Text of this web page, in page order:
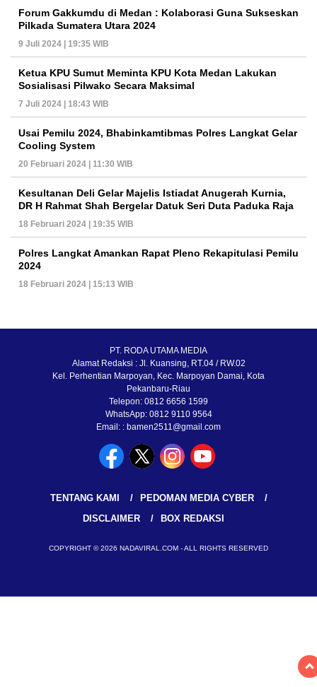
Forum Gakkumdu di Medan : Kolaborasi Guna Sukseskan
Pilkada Sumatera Utara 2024
9 Juli 2024 | 19:35 WIB
Ketua KPU Sumut Meminta KPU Kota Medan Lakukan
Sosialisasi Pilwako Secara Maksimal
7 Juli 2024 | 18:43 WIB
Usai Pemilu 2024, Bhabinkamtibmas Polres Langkat Gelar
Cooling System
20 Februari 2024 | 11:30 WIB
Kesultanan Deli Gelar Majelis Istiadat Anugerah Kurnia,
DR H Rahmat Shah Bergelar Datuk Seri Duta Paduka Raja
18 Februari 2024 | 19:35 WIB
Polres Langkat Amankan Rapat Pleno Rekapitulasi Pemilu
2024
18 Februari 2024 | 15:13 WIB
PT. RODA UTAMA MEDIA
Alamat Redaksi : Jl. Kuansing, RT.04 / RW.02
Kel. Perhentian Marpoyan, Kec. Marpoyan Damai, Kota
Pekanbaru-Riau
Telepon: 0812 6656 1599
WhatsApp: 0812 9110 9564
Email: : bamen2511@gmail.com
TENTANG KAMI
PEDOMAN MEDIA CYBER
DISCLAIMER
BOX REDAKSI
COPYRIGHT © 2026 NADAVIRAL.COM - ALL RIGHTS RESERVED